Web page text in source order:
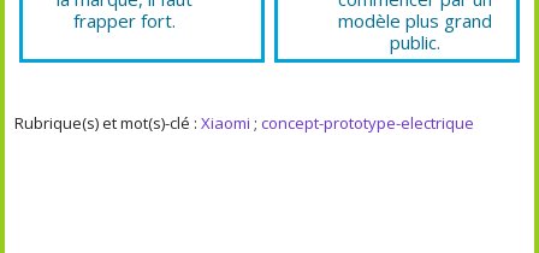
frapper fort.
modèle plus grand
public.
Rubrique(s) et mot(s)-clé :Xiaomi ;concept-prototype-electrique